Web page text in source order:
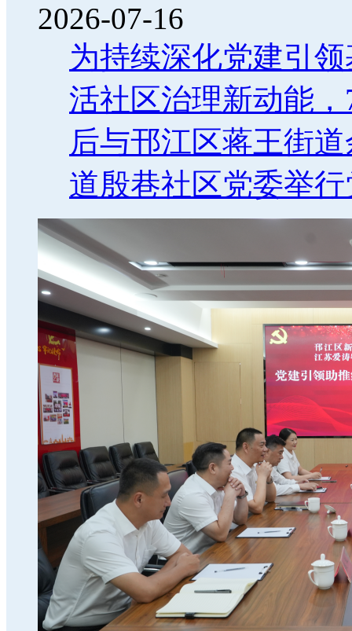
2026-07-16
为持续深化党建引
活社区治理新动能
后与邗江区蒋王街
道殷巷社区党委举